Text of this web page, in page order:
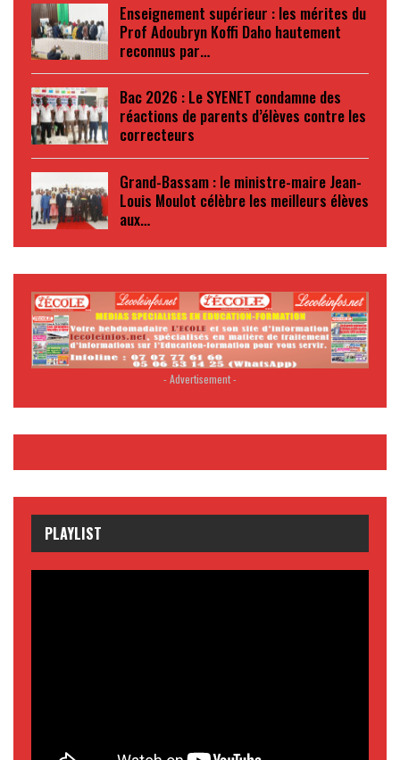
Enseignement supérieur : les mérites du
Prof Adoubryn Koffi Daho hautement
reconnus par…
Bac 2026 : Le SYENET condamne des
réactions de parents d’élèves contre les
correcteurs
Grand-Bassam : le ministre-maire Jean-
Louis Moulot célèbre les meilleurs élèves
aux…
- Advertisement -
PLAYLIST